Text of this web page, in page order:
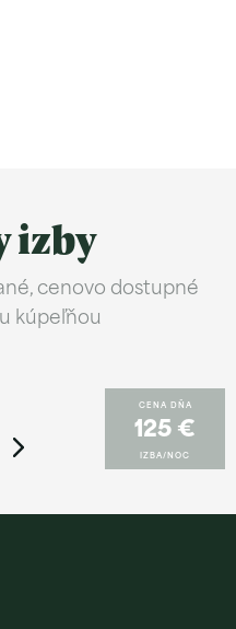
izby
cenovo dostupné
kúpeľňou
CENA DŇA
125 €
IZBA/NOC